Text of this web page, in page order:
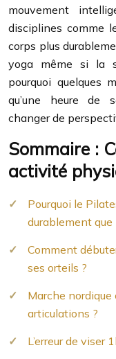
mouvement
disciplines comme
corps plus
yoga même si la
pourquoi quelques
qu’une heure de
changer de
Sommaire :
activité
Pourquoi le
durablement que
Comment
ses orteils ?
Marche nordique
articulations ?
L’erreur de viser